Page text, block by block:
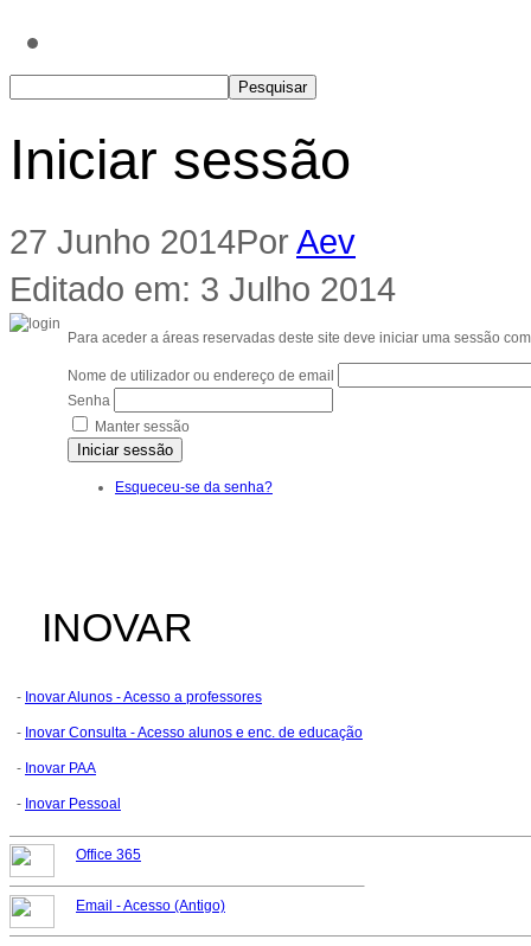
Iniciar sessão
27 Junho 2014PorAev
Editado em: 3 Julho 2014
Para aceder a áreas reservadas deste site deve iniciar uma sessão
Nome de utilizador ou endereço de email
Senha
Manter sessão
Iniciar sessão
Esqueceu-se da senha?
INOVAR
- Inovar Alunos - Acesso a professores
- Inovar Consulta - Acesso alunos e enc. de educação
- Inovar PAA
- Inovar Pessoal
Office 365
Email -Acesso (Antigo)